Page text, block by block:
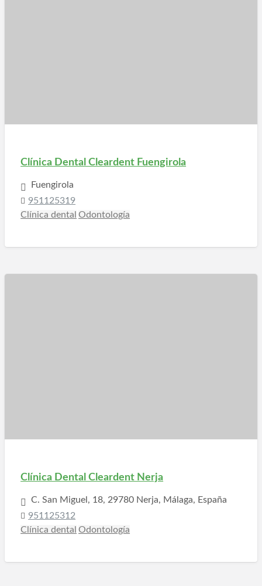
Clínica Dental Cleardent Fuengirola
Fuengirola
951125319
Clínica dental Odontología
Clínica Dental Cleardent Nerja
C. San Miguel, 18, 29780 Nerja, Málaga, España
951125312
Clínica dental Odontología